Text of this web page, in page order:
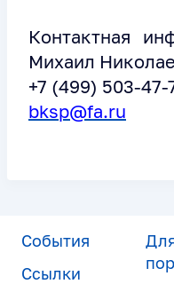
Контактная
Михаил
+7 (499) 503-47-
bksp@fa.ru
События
Ссылки